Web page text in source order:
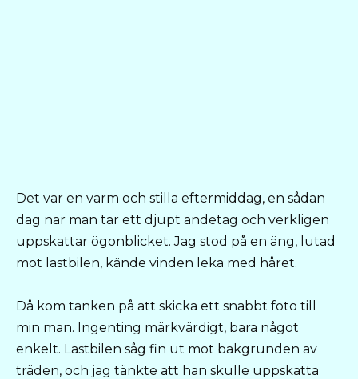
Det var en varm och stilla eftermiddag, en sådan
dag när man tar ett djupt andetag och verkligen
uppskattar ögonblicket. Jag stod på en äng, lutad
mot lastbilen, kände vinden leka med håret.
Då kom tanken på att skicka ett snabbt foto till
min man. Ingenting märkvärdigt, bara något
enkelt. Lastbilen såg fin ut mot bakgrunden av
träden, och jag tänkte att han skulle uppskatta